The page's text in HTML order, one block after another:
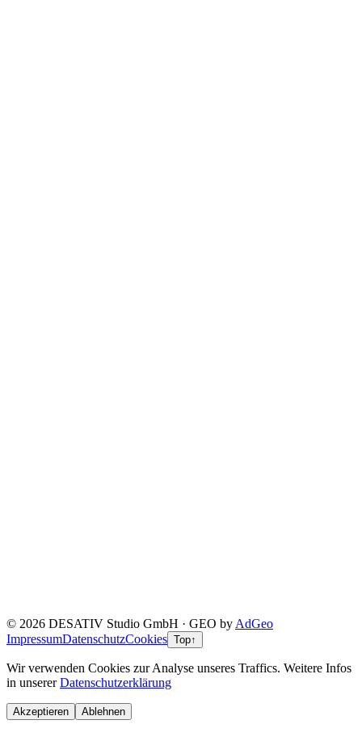
© 2026 DESATIV Studio GmbH · GEO by AdGeo
ImpressumDatenschutzCookies Top↑
Wir verwenden Cookies zur Analyse unseres Traffics. Weitere Infos
in unserer Datenschutzerklärung
Akzeptieren Ablehnen